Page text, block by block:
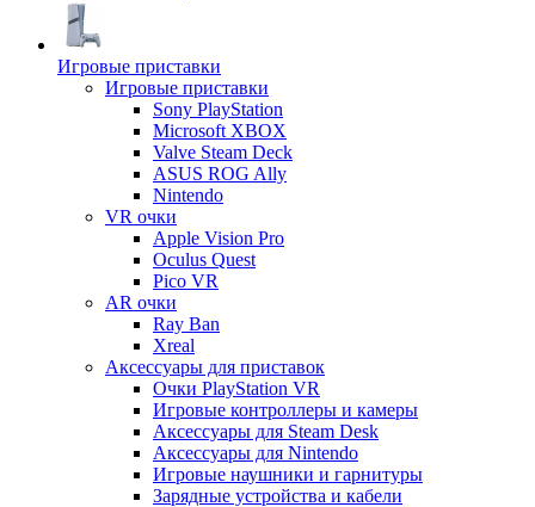
Игровые приставки
Игровые приставки
Sony PlayStation
Microsoft XBOX
Valve Steam Deck
ASUS ROG Ally
Nintendo
VR очки
Apple Vision Pro
Oculus Quest
Pico VR
AR очки
Ray Ban
Xreal
Аксессуары для приставок
Очки PlayStation VR
Игровые контроллеры и камеры
Аксессуары для Steam Desk
Аксессуары для Nintendo
Игровые наушники и гарнитуры
Зарядные устройства и кабели